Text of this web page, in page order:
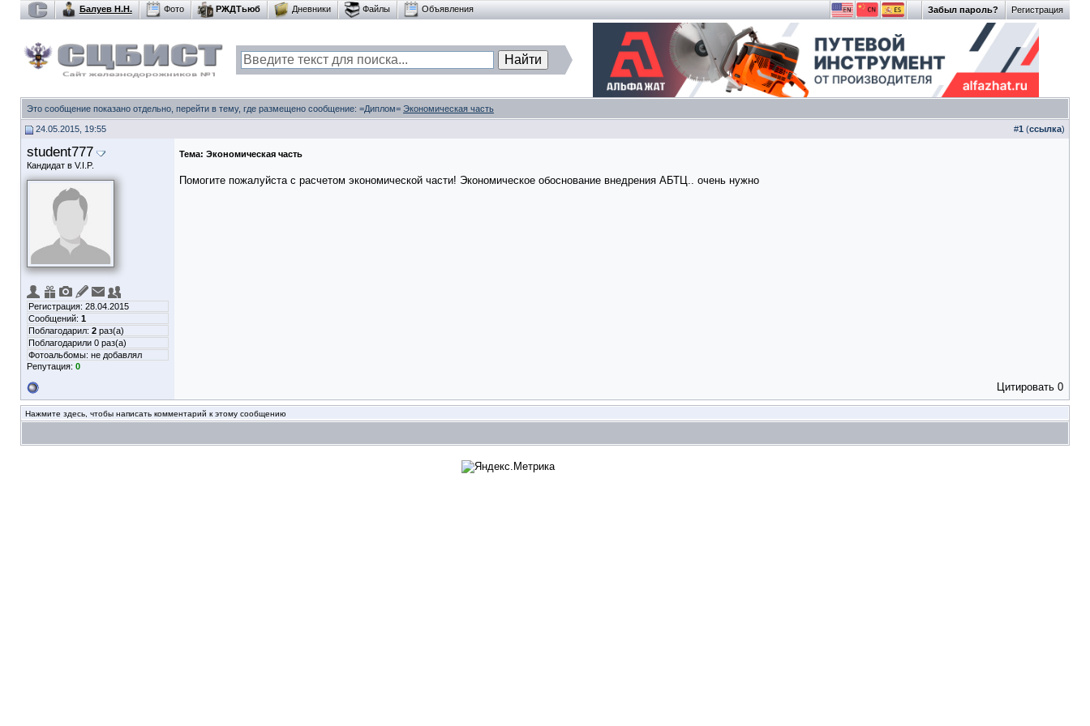
Регистрация
Забыл пароль?
Балуев Н.Н. Фото РЖДТьюб Дневники Файлы Объявления
Это сообщение показано отдельно, перейти в тему, где размещено сообщение: =Диплом= Экономическая часть
24.05.2015, 19:55 #1 (ссылка)
student777
Кандидат в V.I.P.
Регистрация: 28.04.2015
Сообщений: 1
Поблагодарил: 2 раз(а)
Поблагодарили 0 раз(а)
Фотоальбомы: не добавлял
Репутация: 0
Тема: Экономическая часть
Помогите пожалуйста с расчетом экономической части! Экономическое обоснование внедрения АБТЦ.. очень нужно
Цитировать 0
Нажмите здесь, чтобы написать комментарий к этому сообщению